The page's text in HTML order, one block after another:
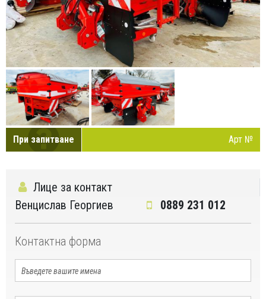
При запитване Арт №
Лице за контакт
Венцислав Георгиев
0889 231 012
Контактна форма